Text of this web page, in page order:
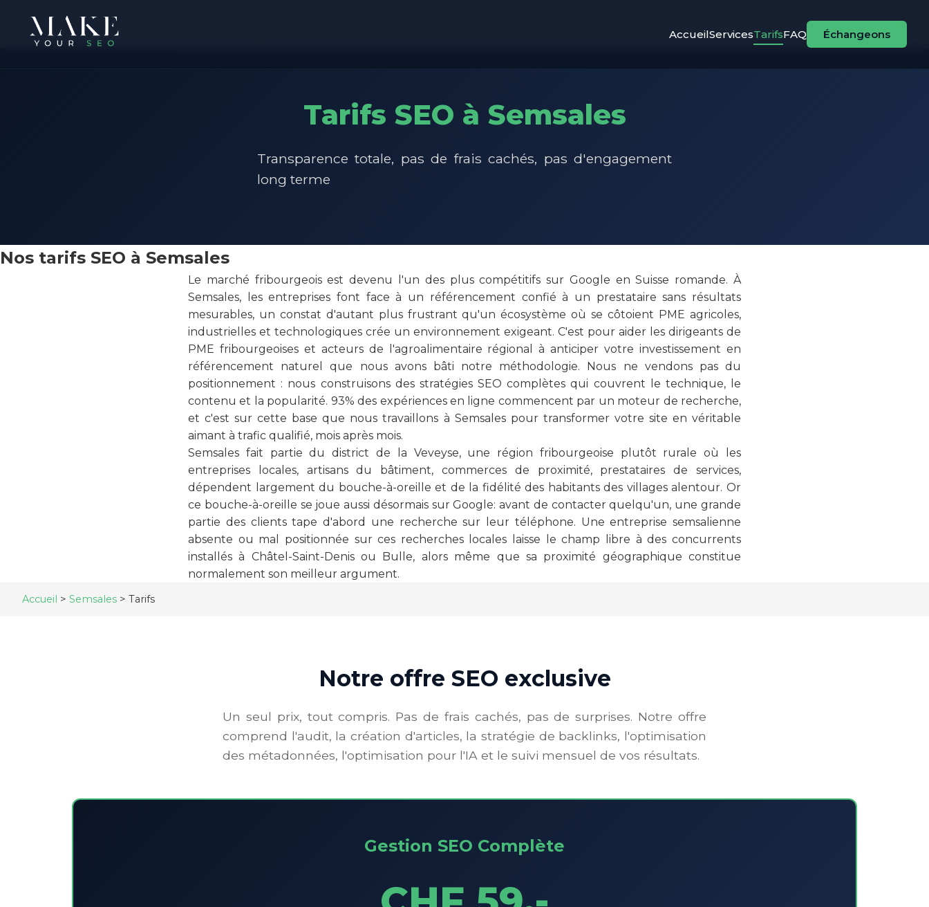
AccueilServicesTarifsFAQ Échangeons
Tarifs SEO à Semsales
Transparence totale, pas de frais cachés, pas d'engagement
long terme
Nos tarifs SEO à Semsales
Le marché fribourgeois est devenu l'un des plus compétitifs sur Google en Suisse romande. À
Semsales, les entreprises font face à un référencement confié à un prestataire sans résultats
mesurables, un constat d'autant plus frustrant qu'un écosystème où se côtoient PME agricoles,
industrielles et technologiques crée un environnement exigeant. C'est pour aider les dirigeants de
PME fribourgeoises et acteurs de l'agroalimentaire régional à anticiper votre investissement en
référencement naturel que nous avons bâti notre méthodologie. Nous ne vendons pas du
positionnement : nous construisons des stratégies SEO complètes qui couvrent le technique, le
contenu et la popularité. 93% des expériences en ligne commencent par un moteur de recherche,
et c'est sur cette base que nous travaillons à Semsales pour transformer votre site en véritable
aimant à trafic qualifié, mois après mois.
Semsales fait partie du district de la Veveyse, une région fribourgeoise plutôt rurale où les
entreprises locales, artisans du bâtiment, commerces de proximité, prestataires de services,
dépendent largement du bouche-à-oreille et de la fidélité des habitants des villages alentour. Or
ce bouche-à-oreille se joue aussi désormais sur Google: avant de contacter quelqu'un, une grande
partie des clients tape d'abord une recherche sur leur téléphone. Une entreprise semsalienne
absente ou mal positionnée sur ces recherches locales laisse le champ libre à des concurrents
installés à Châtel-Saint-Denis ou Bulle, alors même que sa proximité géographique constitue
normalement son meilleur argument.
Accueil > Semsales > Tarifs
Notre offre SEO exclusive
Un seul prix, tout compris. Pas de frais cachés, pas de surprises. Notre offre
comprend l'audit, la création d'articles, la stratégie de backlinks, l'optimisation
des métadonnées, l'optimisation pour l'IA et le suivi mensuel de vos résultats.
Gestion SEO Complète